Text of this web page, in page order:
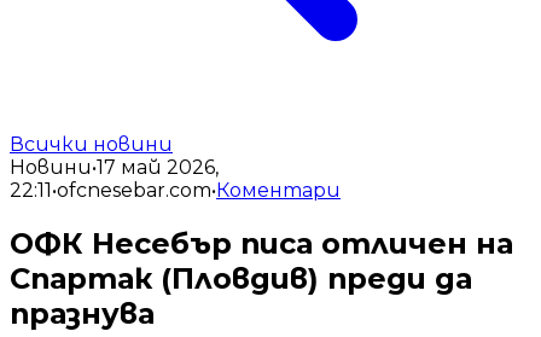
Всички новини
Новини•17 май 2026,
22:11•ofcnesebar.com•Коментари
ОФК Несебър писа отличен на
Спартак (Пловдив) преди да
празнува